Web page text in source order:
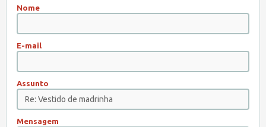
Nome
E-mail
Assunto
Mensagem